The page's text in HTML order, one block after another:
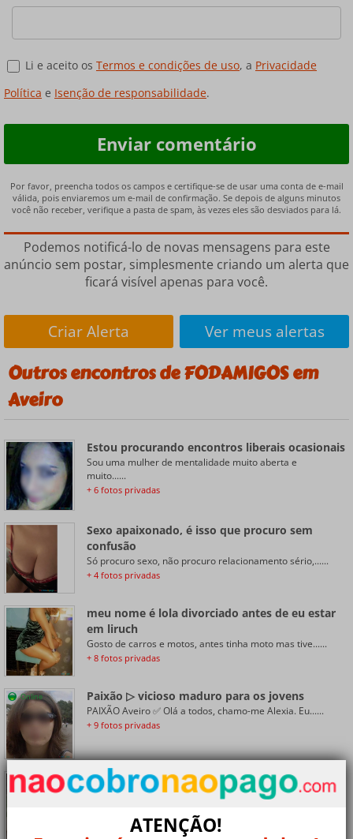
Li e aceito os Termos e condições de uso, a Privacidade
Política e Isenção de responsabilidade.
Por favor, preencha todos os campos e certifique-se de usar uma conta de e-mail
válida, pois enviaremos um e-mail de confirmação. Se depois de alguns minutos
você não receber, verifique a pasta de spam, às vezes eles são desviados para lá.
Podemos notificá-lo de novas mensagens para este
anúncio sem postar, simplesmente criando um alerta que
ficará visível apenas para você.
Criar Alerta Ver meus alertas
Outros encontros de FODAMIGOS em
Aveiro
Estou procurando encontros liberais ocasionais
Sou uma mulher de mentalidade muito aberta e
muito......
+ 6 fotos privadas
Sexo apaixonado, é isso que procuro sem
confusão
Só procuro sexo, não procuro relacionamento sério,......
+ 4 fotos privadas
meu nome é lola divorciado antes de eu estar
em liruch
Gosto de carros e motos, antes tinha moto mas tive......
+ 8 fotos privadas
Online Paixão ▷ vicioso maduro para os jovens
PAIXÃO Aveiro ✅ Olá a todos, chamo-me Alexia. Eu......
+ 9 fotos privadas
Online Mulher madura para contactos de mealhada
Eu sou uma mulher solteira fetichista fogosa procuro......
ATENÇÃO!